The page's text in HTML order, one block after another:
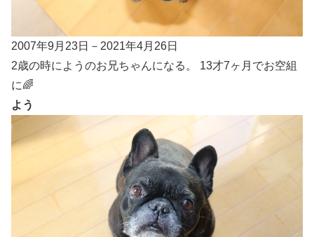
2007年9月23日－2021年4月26日
2歳の時にようのお兄ちゃんになる。 13才7ヶ月でお空組
に🌈
よう